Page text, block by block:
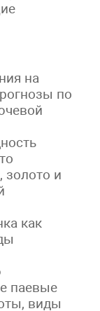
на
по
золото и
как
паевые
виды